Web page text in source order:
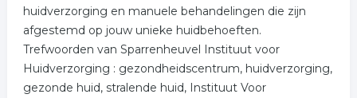
huidverzorging en manuele behandelingen die zijn
afgestemd op jouw unieke huidbehoeften.
Trefwoorden van Sparrenheuvel Instituut voor
Huidverzorging : gezondheidscentrum, huidverzorging,
gezonde huid, stralende huid, Instituut Voor